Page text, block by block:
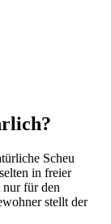
Scheu
in freier
für den
stellt der